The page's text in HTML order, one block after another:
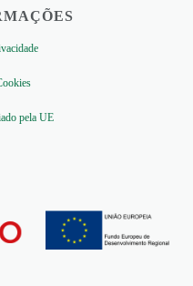
pela UE